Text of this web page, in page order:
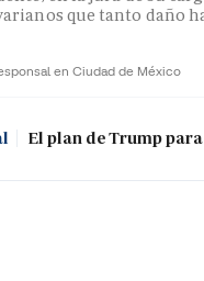
que tanto daño
en Ciudad de México
El plan de Trump